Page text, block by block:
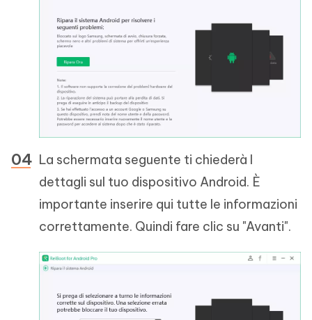
La schermata seguente ti chiederà I
dettagli sul tuo dispositivo Android. È
importante inserire qui tutte le informazioni
correttamente. Quindi fare clic su "Avanti".